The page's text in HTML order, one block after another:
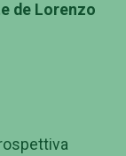
de Lorenzo